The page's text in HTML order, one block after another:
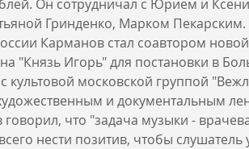
Он сотрудничал с Юрием и
Гринденко, Марком Пекарским.
Карманов стал соавтором
"Князь Игорь" для постановки в
культовой московской группой
и документальным
что "задача музыки -
нести позитив, чтобы слушатель